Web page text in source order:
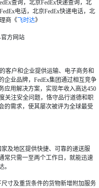
查询，北京FedEx快递查询，北
电话，北京FedEx快递电话，北
商《 飞时达》
客户和企业提供运输、电子商务和
企业品牌，FedEx集团通过相互竞争
应用解决方案，实现年收入高达450
关注安全问题，恪守品行道德和职
的需求，使其屡次被评为全球最受
家及地区提供快捷、可靠的递送服
常只需一至两个工作日，就能迅速
。
寸及重货条件的货物新增附加服务